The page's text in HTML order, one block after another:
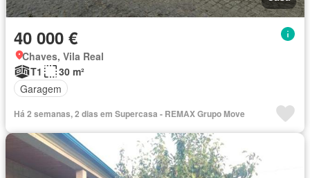
40 000 €
Chaves, Vila Real
T1
30 m²
Garagem
Há 2 semanas, 2 dias em Supercasa - REMAX Grupo Move